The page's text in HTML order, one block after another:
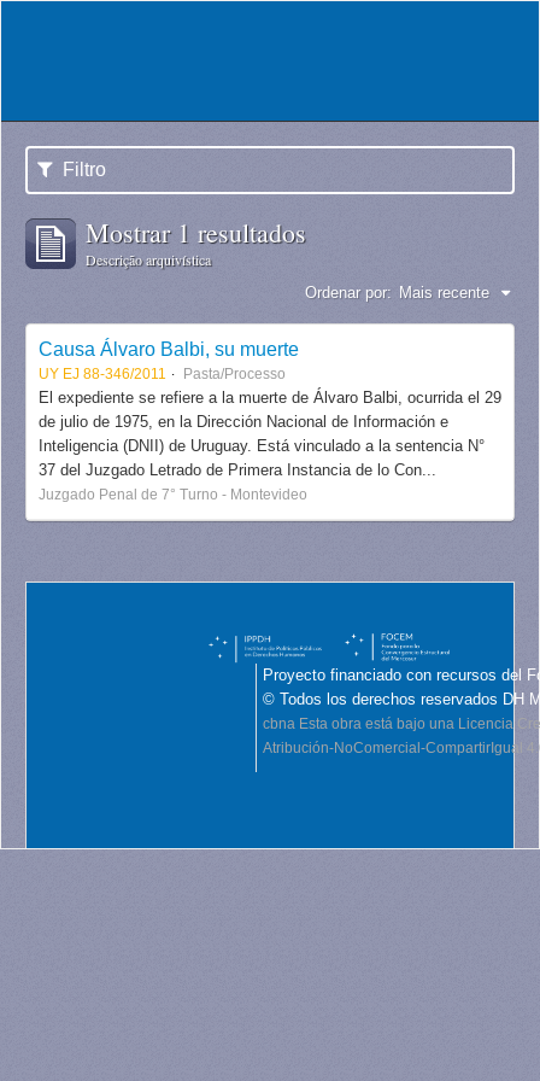
Filtro
Mostrar 1 resultados
Descrição arquivística
Ordenar por: Mais recente
Causa Álvaro Balbi, su muerte
UY EJ 88-346/2011 Pasta/Processo
El expediente se refiere a la muerte de Álvaro Balbi, ocurrida el 29
de julio de 1975, en la Dirección Nacional de Información e
Inteligencia (DNII) de Uruguay. Está vinculado a la sentencia N°
37 del Juzgado Letrado de Primera Instancia de lo Con...
Juzgado Penal de 7° Turno - Montevideo
Proyecto financiado con recursos del
© Todos los derechos reservados DH
cbna Esta obra está bajo una Licencia
Atribución-NoComercial-CompartirIgual